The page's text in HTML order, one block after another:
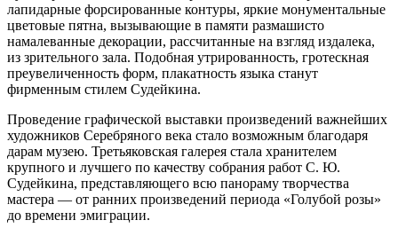
лапидарные форсированные контуры, яркие монументальные
цветовые пятна, вызывающие в памяти размашисто
намалеванные декорации, рассчитанные на взгляд издалека,
из зрительного зала. Подобная утрированность, гротескная
преувеличенность форм, плакатность языка станут
фирменным стилем Судейкина.
Проведение графической выставки произведений важнейших
художников Серебряного века стало возможным благодаря
дарам музею. Третьяковская галерея стала хранителем
крупного и лучшего по качеству собрания работ С. Ю.
Судейкина, представляющего всю панораму творчества
мастера — от ранних произведений периода «Голубой розы»
до времени эмиграции.